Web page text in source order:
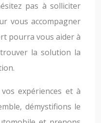
pas à solliciter
vous accompagner
pourra vous aider à
la solution la
expériences et à
démystifions le